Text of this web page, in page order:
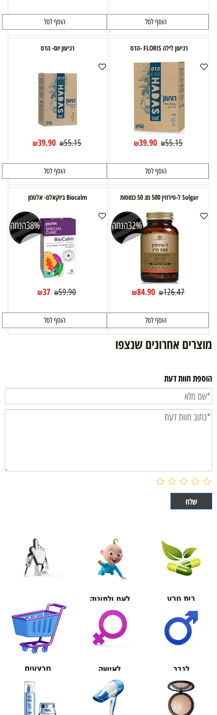
הוסף לסל הוסף לסל
רגיעון לילה FLORIS -הדס
₪55.15
₪39.90
הוסף לסל
רגיעון יום- הדס
₪55.15
₪39.90
הוסף לסל
Solgar ל-טירוזין 500 מג 50 כמוסות
32%הנחה
₪126.47
₪84.90
הוסף לסל
Biocalm ביוקאלם- אלטמן
38%הנחה
₪59.90
₪37
הוסף לסל
מוצרים אחרונים שנצפו
הוספת חוות דעת
בית טבע לאם ולתינוק
אורטופדיה
לגבר לאישה מבצעים